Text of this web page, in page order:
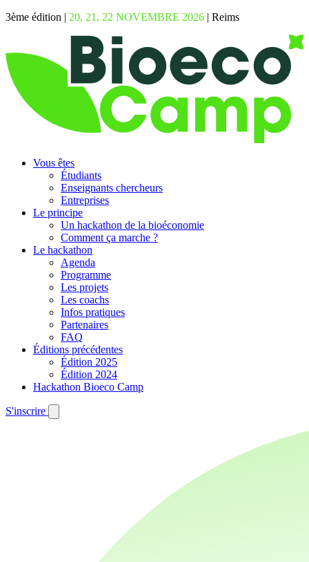
3ème édition | 20, 21, 22 NOVEMBRE 2026 | Reims
Vous êtes
Étudiants
Enseignants chercheurs
Entreprises
Le principe
Un hackathon de la bioéconomie
Comment ça marche ?
Le hackathon
Agenda
Programme
Les projets
Les coachs
Infos pratiques
Partenaires
FAQ
Éditions précédentes
Édition 2025
Édition 2024
Hackathon Bioeco Camp
S'inscrire